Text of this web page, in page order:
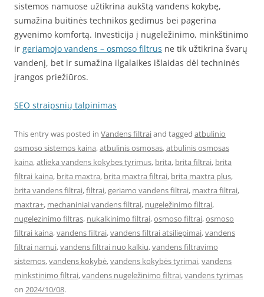
sistemos namuose užtikrina aukštą vandens kokybę,
sumažina buitinės technikos gedimus bei pagerina
gyvenimo komfortą. Investicija į nugeležinimo, minkštinimo
ir geriamojo vandens – osmoso filtrus ne tik užtikrina švarų
vandenį, bet ir sumažina ilgalaikes išlaidas dėl techninės
įrangos priežiūros.
SEO straipsnių talpinimas
This entry was posted in Vandens filtraiand tagged atbulinio
osmoso sistemos kaina,atbulinis osmosas,atbulinis osmosas
kaina,atlieka vandens kokybes tyrimus, brita, brita filtrai, brita
filtrai kaina, brita maxtra, brita maxtra filtrai, brita maxtra plus,
brita vandens filtrai,filtrai,geriamo vandens filtrai, maxtra filtrai,
maxtra+, mechaniniai vandens filtrai, nugeležinimo filtrai,
nugelezinimo filtras, nukalkinimo filtrai,osmoso filtrai,osmoso
filtrai kaina,vandens filtrai,vandens filtrai atsiliepimai,vandens
filtrai namui,vandens filtrai nuo kalkiu,vandens filtravimo
sistemos,vandens kokybė,vandens kokybės tyrimai,vandens
minkstinimo filtrai,vandens nugeležinimo filtrai,vandens tyrimas
on 2024/10/08.